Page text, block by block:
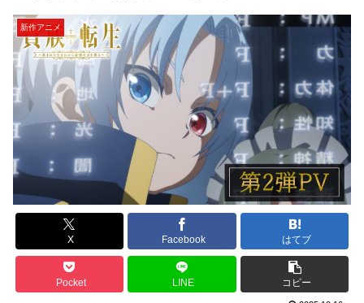
新作アニメ
X Facebook はてブ
Pocket LINE コピー